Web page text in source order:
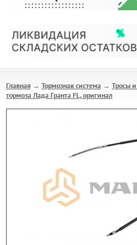
Главная → Тормозная система → Тросы
тормоза Лада Гранта FL, оригинал